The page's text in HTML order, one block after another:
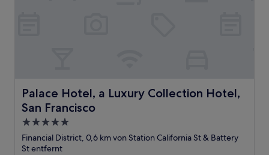
Palace Hotel, a Luxury Collection Hotel,
San Francisco
Palace Hotel, a Luxury Collection Hotel, San Francisco
5.0-
Sterne-
Unterkunft
Financial District, 0,6 km von Station California St & Battery
St entfernt